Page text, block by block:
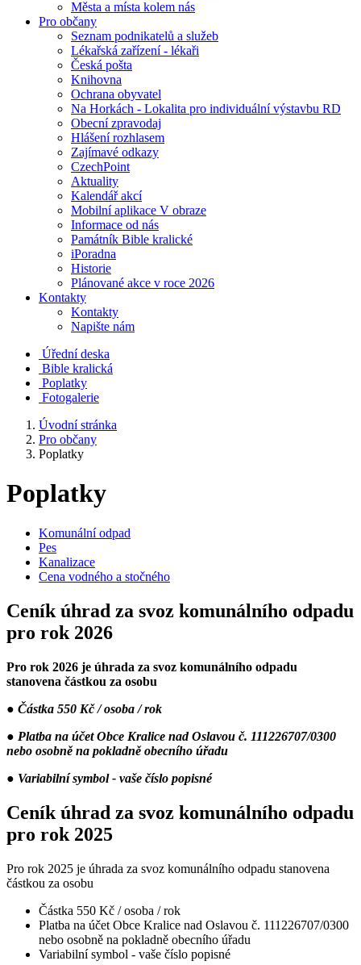
Města a místa kolem nás
Pro občany
Seznam podnikatelů a služeb
Lékařská zařízení - lékaři
Česká pošta
Knihovna
Ochrana obyvatel
Na Horkách - Lokalita pro individuální výstavbu RD
Obecní zpravodaj
Hlášení rozhlasem
Zajímavé odkazy
CzechPoint
Aktuality
Kalendář akcí
Mobilní aplikace V obraze
Informace od nás
Památník Bible kralické
iPoradna
Historie
Plánované akce v roce 2026
Kontakty
Kontakty
Napište nám
Úřední deska
Bible kralická
Poplatky
Fotogalerie
Úvodní stránka
Pro občany
Poplatky
Poplatky
Komunální odpad
Pes
Kanalizace
Cena vodného a stočného
Ceník úhrad za svoz komunálního odpadu
pro rok 2026
Pro rok 2026 je úhrada za svoz komunálního odpadu
stanovena částkou za osobu
● Částka 550 Kč / osoba / rok
● Platba na účet Obce Kralice nad Oslavou č. 111226707/0300
nebo osobně na pokladně obecního úřadu
● Variabilní symbol - vaše číslo popisné
Ceník úhrad za svoz komunálního odpadu
pro rok 2025
Pro rok 2025 je úhrada za svoz komunálního odpadu stanovena
částkou za osobu
Částka 550 Kč / osoba / rok
Platba na účet Obce Kralice nad Oslavou č. 111226707/0300
nebo osobně na pokladně obecního úřadu
Variabilní symbol - vaše číslo popisné